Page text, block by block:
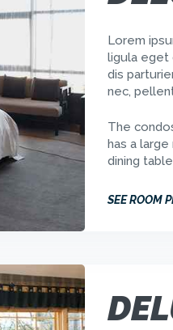
Lorem
ligula eget
dis
nec,
The
has a
dining
SEE ROOM